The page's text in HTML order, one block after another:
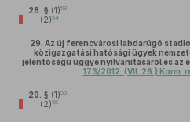
28. § (1)53
(2)54
29. Az új ferencvárosi labdarúgó
közigazgatási hatósági ügyek
jelentőségű üggyé nyilvánításáról és az
173/2012. (VII. 26.) Korm.
29. § (1)55
(2)56